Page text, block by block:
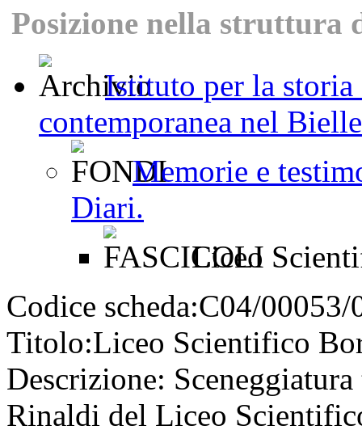
Posizione nella struttura
Istituto per la storia
contemporanea nel
Memorie e
Diari.
Liceo
Codice scheda:C04/00053/
Titolo:Liceo Scientifico
Descrizione:
Rinaldi del Liceo